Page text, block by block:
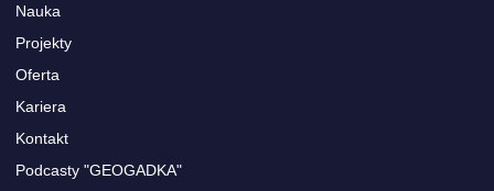
Nauka
Projekty
Oferta
Kariera
Kontakt
Podcasty "GEOGADKA"